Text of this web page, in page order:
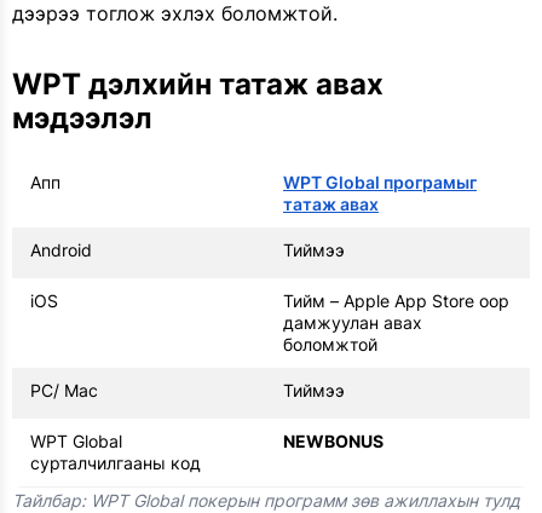
дээрээ тоглож эхлэх боломжтой.
WPT дэлхийн татаж авах
мэдээлэл
Апп
WPT Global програмыг
татаж авах
Android Тиймээ
iOS
Тийм – Apple App Store оор
дамжуулан авах
боломжтой
PC/ Mac Тиймээ
WPT Global
сурталчилгааны код
NEWBONUS
Тайлбар: WPT Global покерын программ зөв ажиллахын тулд